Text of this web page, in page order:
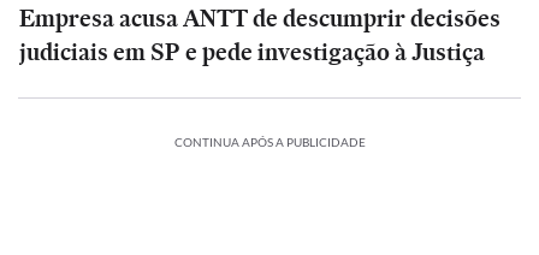
Empresa acusa ANTT de descumprir decisões
judiciais em SP e pede investigação à Justiça
CONTINUA APÓS A PUBLICIDADE